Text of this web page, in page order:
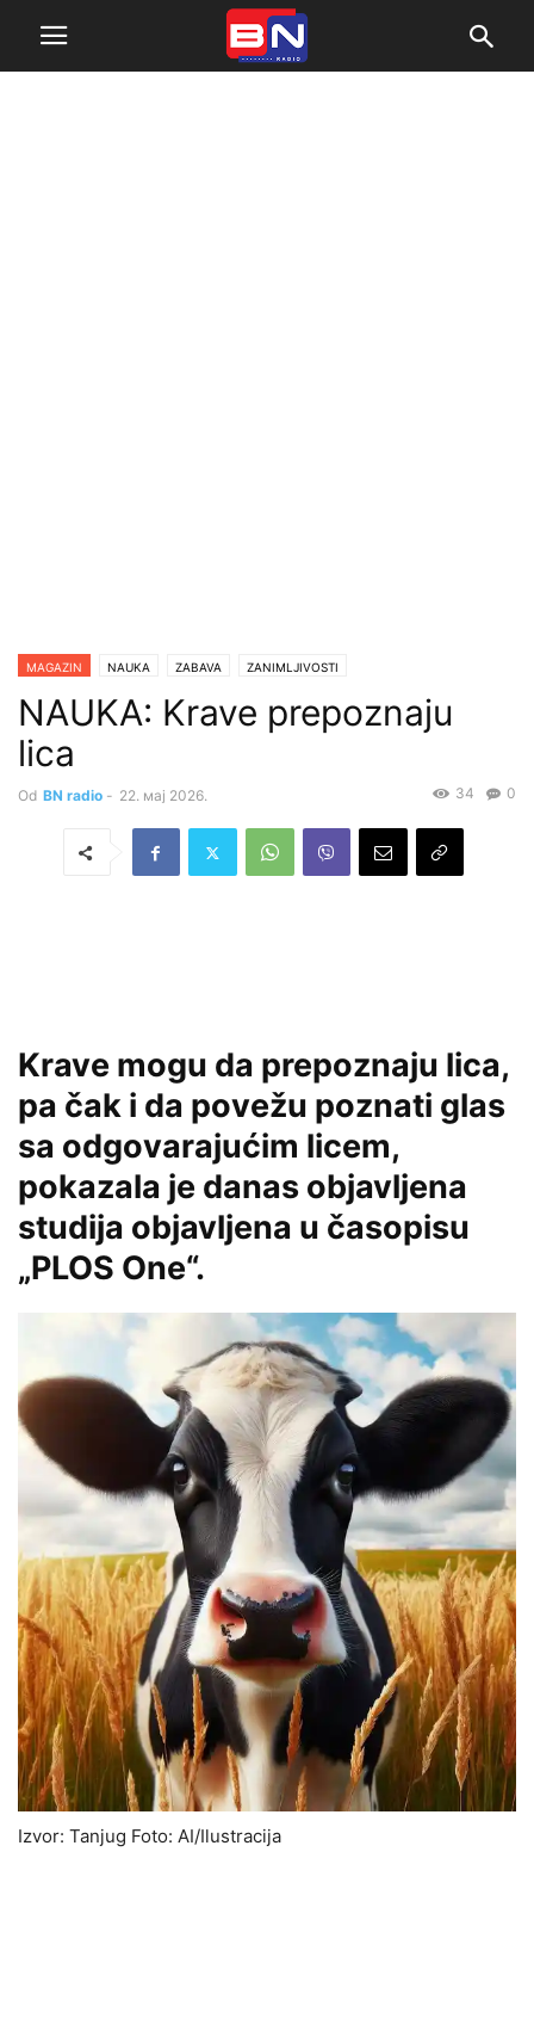
MAGAZIN NAUKA ZABAVA ZANIMLJIVOSTI
NAUKA: Krave prepoznaju
lica
Od BN radio - 22. мај 2026. 0
34
Krave mogu da prepoznaju lica,
pa čak i da povežu poznati glas
sa odgovarajućim licem,
pokazala je danas objavljena
studija objavljena u časopisu
„PLOS One“.
Izvor: Tanjug Foto: AI/Ilustracija